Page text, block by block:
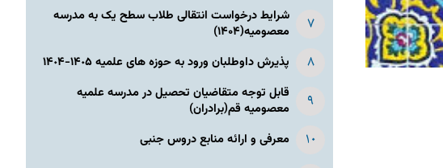
شرایط درخواست انتقالی طلاب سطح یک به مدرسه
معصومیه(۱۴۰۴)
پذیرش داوطلبان ورود به حوزه های علمیه ١۴٠۵-١۴٠۴
قابل توجه متقاضیان تحصیل در مدرسه علمیه
معصومیه قم(برادران)
معرفی و ارائه منابع دروس جنبی